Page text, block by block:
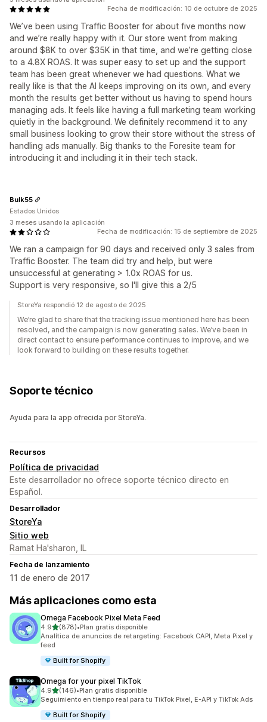
Fecha de modificación: 10 de octubre de 2025
We’ve been using Traffic Booster for about five months now
and we’re really happy with it. Our store went from making
around $8K to over $35K in that time, and we’re getting close
to a 4.8X ROAS. It was super easy to set up and the support
team has been great whenever we had questions. What we
really like is that the AI keeps improving on its own, and every
month the results get better without us having to spend hours
managing ads. It feels like having a full marketing team working
quietly in the background. We definitely recommend it to any
small business looking to grow their store without the stress of
handling ads manually. Big thanks to the Foresite team for
introducing it and including it in their tech stack.
Fecha de modificación: 15 de septiembre de 2025
We ran a campaign for 90 days and received only 3 sales from
Traffic Booster. The team did try and help, but were
unsuccessful at generating > 1.0x ROAS for us.
Support is very responsive, so I'll give this a 2/5
Bulk55
Estados Unidos
3 meses usando la aplicación
StoreYa respondió 12 de agosto de 2025
We’re glad to share that the tracking issue mentioned here has been
resolved, and the campaign is now generating sales. We’ve been in
direct contact to ensure performance continues to improve, and we
look forward to building on these results together.
Soporte técnico
Ayuda para la app ofrecida por StoreYa.
Recursos
Política de privacidad
Este desarrollador no ofrece soporte técnico directo en
Español.
Desarrollador
StoreYa
Sitio web
Ramat Ha'sharon, IL
Fecha de lanzamiento
11 de enero de 2017
Más aplicaciones como esta
Omega Facebook Pixel Meta Feed
4.9de 5 estrellas
(878)
878 reseñas en total
•Plan gratis disponible
Analítica de anuncios de retargeting: Facebook CAPI, Meta Pixel y
feed
Built for Shopify
Omega for your pixel TikTok
4.9de 5 estrellas
(146)
146 reseñas en total
•Plan gratis disponible
Seguimiento en tiempo real para tu TikTok Pixel, E-API y TikTok Ads
Built for Shopify